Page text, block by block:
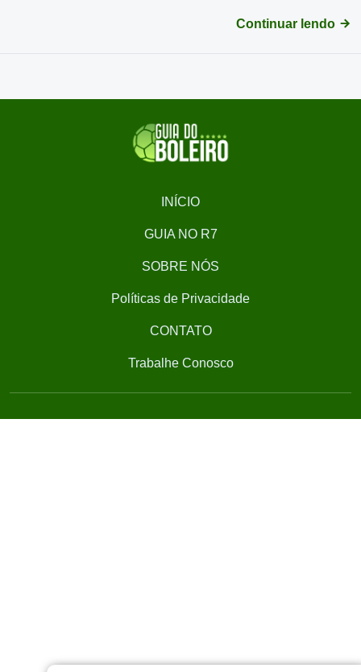
Continuar lendo
INÍCIO
GUIA NO R7
SOBRE NÓS
Políticas de Privacidade
CONTATO
Trabalhe Conosco